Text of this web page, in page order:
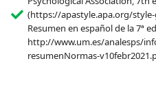
(https://apastyle.apa.org/
Resumen en español de la 7ª
http://www.um.es/analesps/
resumenNormas-